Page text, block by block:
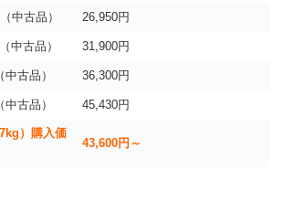
中古品） 26,950円
中古品） 31,900円
古品） 36,300円
古品） 45,430円
）購入価
43,600円～